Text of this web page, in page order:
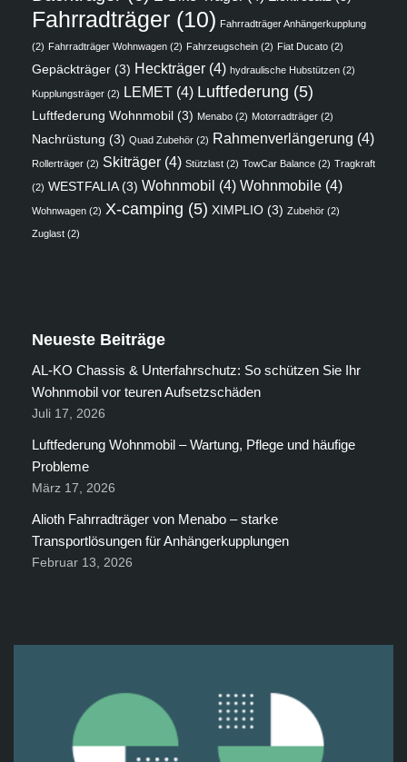
Fahrradträger (10) Fahrradträger Anhängerkupplung
(2) Fahrradträger Wohnwagen (2) Fahrzeugschein (2) Fiat Ducato (2)
Gepäckträger (3) Heckträger (4) hydraulische Hubstützen (2)
Kupplungsträger (2) LEMET (4) Luftfederung (5)
Luftfederung Wohnmobil (3) Menabo (2) Motorradträger (2)
Nachrüstung (3) Quad Zubehör (2) Rahmenverlängerung (4)
Rollerträger (2) Skiträger (4) Stützlast (2) TowCar Balance (2) Tragkraft
(2) WESTFALIA(3) Wohnmobil (4) Wohnmobile (4)
Wohnwagen (2) X-camping (5) XIMPLIO (3) Zubehör (2)
Zuglast (2)
Neueste Beiträge
AL-KO Chassis & Unterfahrschutz: So schützen Sie Ihr
Wohnmobil vor teuren Aufsetzschäden
Juli 17, 2026
Luftfederung Wohnmobil – Wartung, Pflege und häufige
Probleme
März 17, 2026
Alioth Fahrradträger von Menabo – starke
Transportlösungen für Anhängerkupplungen
Februar 13, 2026